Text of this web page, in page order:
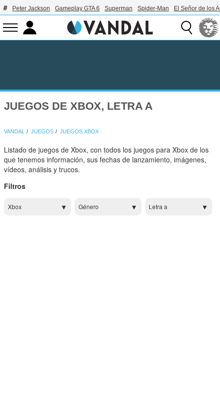
Peter Jackson Gameplay GTA 6 Superman Spider-Man El Señor de los
JUEGOS DE XBOX, LETRA A
VANDAL JUEGOS JUEGOS XBOX
Listado de juegos de Xbox, con todos los juegos para Xbox de los
que tenemos información, sus fechas de lanzamiento, imágenes,
vídeos, análisis y trucos.
Filtros
Xbox Género Letra a